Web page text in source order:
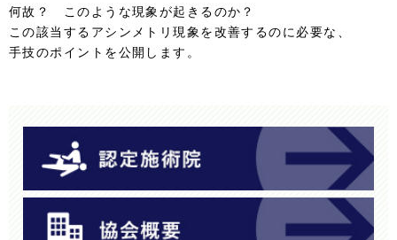
何故？ このような現象が起きるのか？
この該当するアシンメトリ現象を改善するのに必要な、
手技のポイントを公開します。